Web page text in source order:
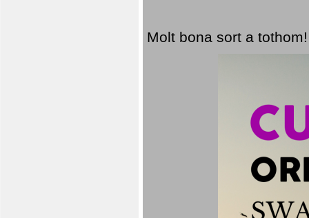
Molt bona sort a tothom!